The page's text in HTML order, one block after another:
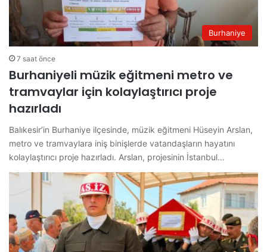
Burhaniye
7 saat önce
Burhaniyeli müzik eğitmeni metro ve
tramvaylar için kolaylaştırıcı proje
hazırladı
Balıkesir’in Burhaniye ilçesinde, müzik eğitmeni Hüseyin Arslan,
metro ve tramvaylara iniş binişlerde vatandaşların hayatını
kolaylaştırıcı proje hazırladı. Arslan, projesinin İstanbul…